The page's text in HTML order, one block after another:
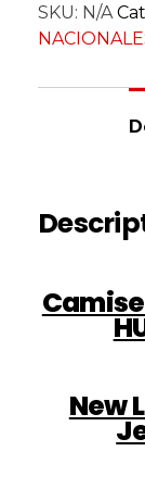
SKU: N/A
New